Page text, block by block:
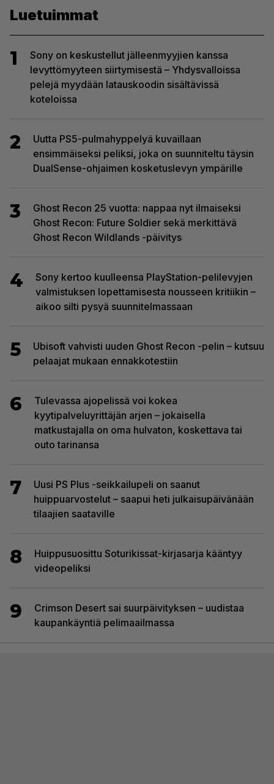
Luetuimmat
1
Sony on keskustellut jälleenmyyjien kanssa
levyttömyyteen siirtymisestä – Yhdysvalloissa
pelejä myydään latauskoodin sisältävissä
koteloissa
2
Uutta PS5-pulmahyppelyä kuvaillaan
ensimmäiseksi peliksi, joka on suunniteltu täysin
DualSense-ohjaimen kosketuslevyn ympärille
3
Ghost Recon 25 vuotta: nappaa nyt ilmaiseksi
Ghost Recon: Future Soldier sekä merkittävä
Ghost Recon Wildlands -päivitys
4
Sony kertoo kuulleensa PlayStation-pelilevyjen
valmistuksen lopettamisesta nousseen kritiikin –
aikoo silti pysyä suunnitelmassaan
5
Ubisoft vahvisti uuden Ghost Recon -pelin – kutsuu
pelaajat mukaan ennakkotestiin
6
Tulevassa ajopelissä voi kokea
kyytipalveluyrittäjän arjen – jokaisella
matkustajalla on oma hulvaton, koskettava tai
outo tarinansa
7
Uusi PS Plus -seikkailupeli on saanut
huippuarvostelut – saapui heti julkaisupäivänään
tilaajien saataville
8
Huippusuosittu Soturikissat-kirjasarja kääntyy
videopeliksi
9
Crimson Desert sai suurpäivityksen – uudistaa
kaupankäyntiä pelimaailmassa